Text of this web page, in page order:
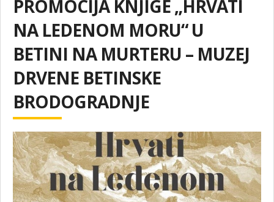
Aktivnosti
Naši
Aktivnosti
PROMOCIJA KNJIGE „HRVATI
NA LEDENOM MORU“ U
BETINI NA MURTERU – MUZEJ
DRVENE BETINSKE
BRODOGRADNJE